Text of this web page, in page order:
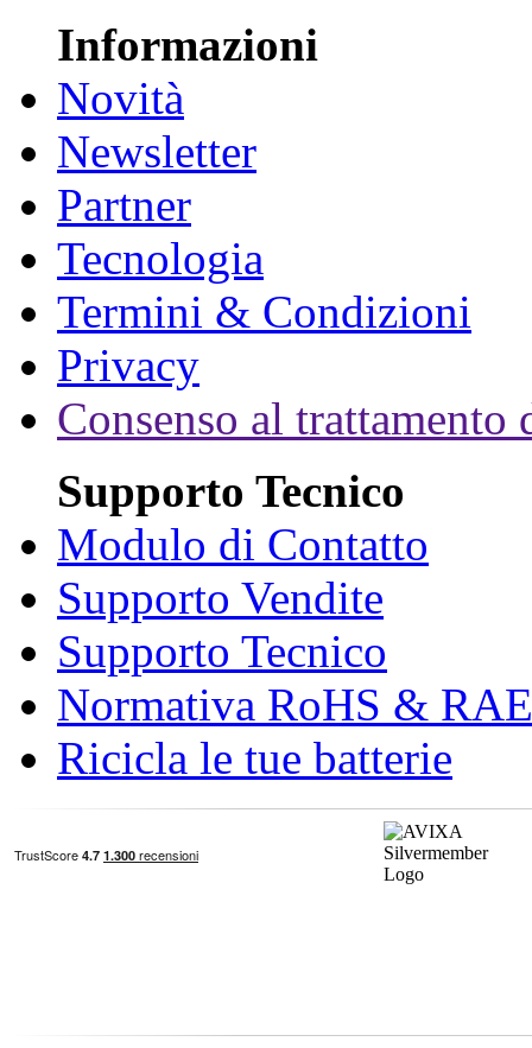
Informazioni
Novità
Newsletter
Partner
Tecnologia
Termini & Condizioni
Privacy
Consenso al trattamento
Supporto Tecnico
Modulo di Contatto
Supporto Vendite
Supporto Tecnico
Normativa RoHS &
Ricicla le tue batterie